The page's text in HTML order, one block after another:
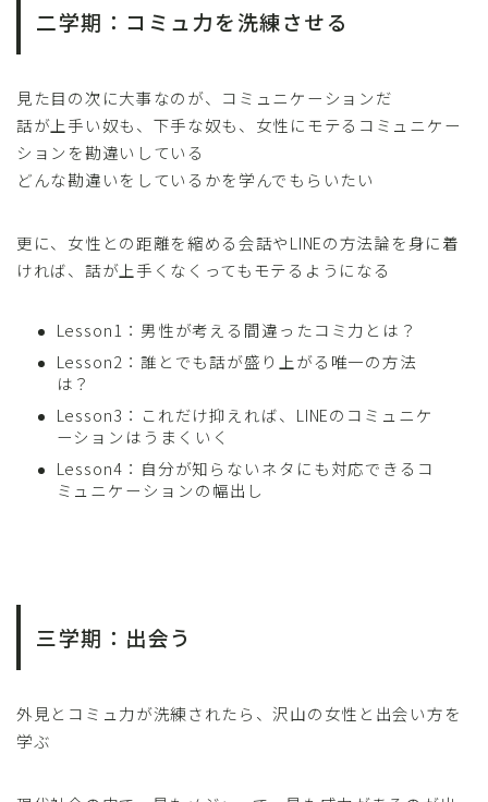
二学期：コミュ力を洗練させる
見た目の次に大事なのが、コミュニケーションだ
話が上手い奴も、下手な奴も、女性にモテるコミュニケー
ションを勘違いしている
どんな勘違いをしているかを学んでもらいたい
更に、女性との距離を縮める会話やLINEの方法論を身に着
ければ、話が上手くなくってもモテるようになる
Lesson1：男性が考える間違ったコミ力とは？
Lesson2：誰とでも話が盛り上がる唯一の方法
は？
Lesson3：これだけ抑えれば、LINEのコミュニケ
ーションはうまくいく
Lesson4：自分が知らないネタにも対応できるコ
ミュニケーションの幅出し
三学期：出会う
外見とコミュ力が洗練されたら、沢山の女性と出会い方を
学ぶ